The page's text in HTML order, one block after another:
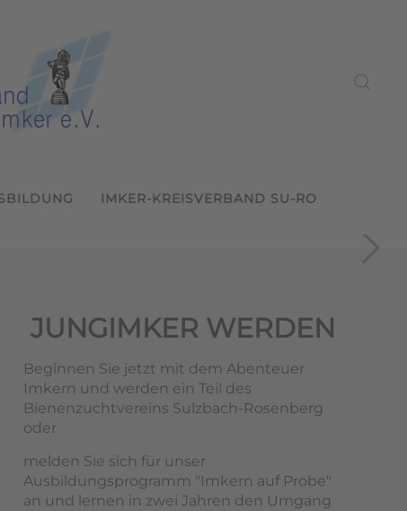
IMKER-KREISVERBAND SU-RO
JUNGIMKER WERDEN
Beginnen Sie jetzt mit dem Abenteuer
Imkern und werden ein Teil des
Bienenzuchtvereins Sulzbach-Rosenberg
oder
melden Sie sich für unser
Ausbildungsprogramm "Imkern auf Probe"
an und lernen in zwei Jahren den Umgang